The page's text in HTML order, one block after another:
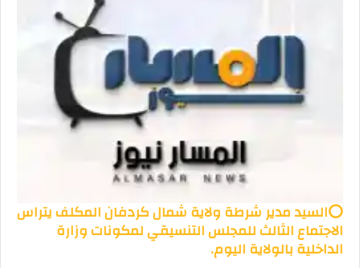
⭕السيد مدير شرطة ولاية شمال كردفان المكلف يتراس
الاجتماع الثالث للمجلس التنسيقي لمكونات وزارة
الداخلية بالولاية اليوم.